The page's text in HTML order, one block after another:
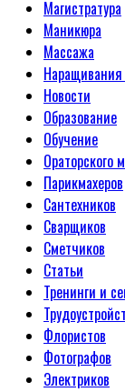
Магистратура
Маникюра
Массажа
Новости
Образование
Обучение
Ораторского
Парикмахеров
Сантехников
Сварщиков
Сметчиков
Статьи
Тренинги и
Флористов
Фотографов
Электриков